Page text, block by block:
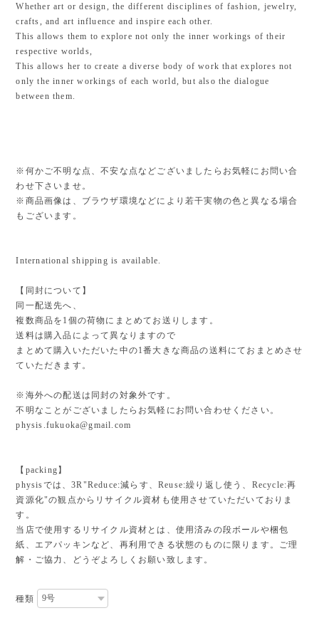
Whether art or design, the different disciplines of fashion, jewelry,
crafts, and art influence and inspire each other.
This allows them to explore not only the inner workings of their
respective worlds,
This allows her to create a diverse body of work that explores not
only the inner workings of each world, but also the dialogue
between them.
※何かご不明な点、不安な点などございましたらお気軽にお問い合
わせ下さいませ。
※商品画像は、ブラウザ環境などにより若干実物の色と異なる場合
もございます。
International shipping is available.
【同封について】
同一配送先へ、
複数商品を1個の荷物にまとめてお送りします。
送料は購入品によって異なりますので
まとめて購入いただいた中の1番大きな商品の送料にておまとめさせ
ていただきます。
※海外への配送は同封の対象外です。
不明なことがございましたらお気軽にお問い合わせください。
physis.fukuoka@gmail.com
【packing】
physisでは、3R"Reduce:減らす、Reuse:繰り返し使う、Recycle:再
資源化"の観点からリサイクル資材も使用させていただいておりま
す。
当店で使用するリサイクル資材とは、使用済みの段ボールや梱包
紙、エアパッキンなど、再利用できる状態のものに限ります。ご理
解・ご協力、どうぞよろしくお願い致します。
種類